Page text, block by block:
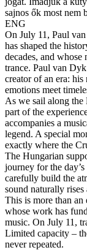
sajnos ők most nem
ENG
On July 11, Paul
has shaped the
decades, and
trance. Paul van
creator of an era: his
emotions meet
As we sail along the
part of the
accompanies a
legend. A special
exactly where the
The Hungarian
journey for the
carefully build the
sound naturally
This is more than an
whose work has
music. On July 11,
Limited capacity –
never repeated.